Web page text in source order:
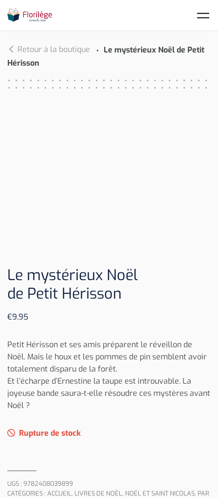
Retour à la boutique
Le mystérieux Noël de Petit
Hérisson
Le mystérieux Noël
de Petit Hérisson
€9,95
Petit Hérisson et ses amis préparent le réveillon de
Noël. Mais le houx et les pommes de pin semblent avoir
totalement disparu de la forêt.
Et l’écharpe d’Ernestine la taupe est introuvable. La
joyeuse bande saura-t-elle résoudre ces mystères avant
Noël ?
Rupture de stock
UGS : 9782408039899
CATÉGORIES : ACCUEIL, LIVRES DE NOËL, NOËL ET SAINT NICOLAS, PAR